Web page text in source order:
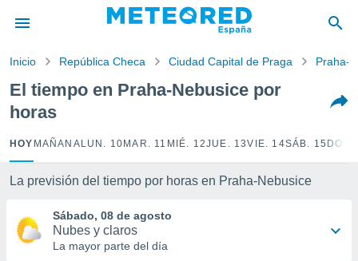
por
para
la
calidad.
a este
las
y
forma
Inicio República Checa Ciudad Capital de Praga Praha-
El tiempo en Praha-Nebusice por
horas
HOY MAÑANA LUN. 10 MAR. 11 MIÉ. 12JUE. 13VIE. 14SÁB. 15
La previsión del tiempo por horas en Praha-Nebusice
Sábado, 08 de agosto
Nubes y claros
La mayor parte del día